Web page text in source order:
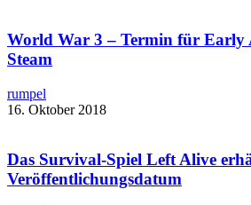
World War 3 – Termin für Early
Steam
rumpel
16. Oktober 2018
Das Survival-Spiel Left Alive
Veröffentlichungsdatum